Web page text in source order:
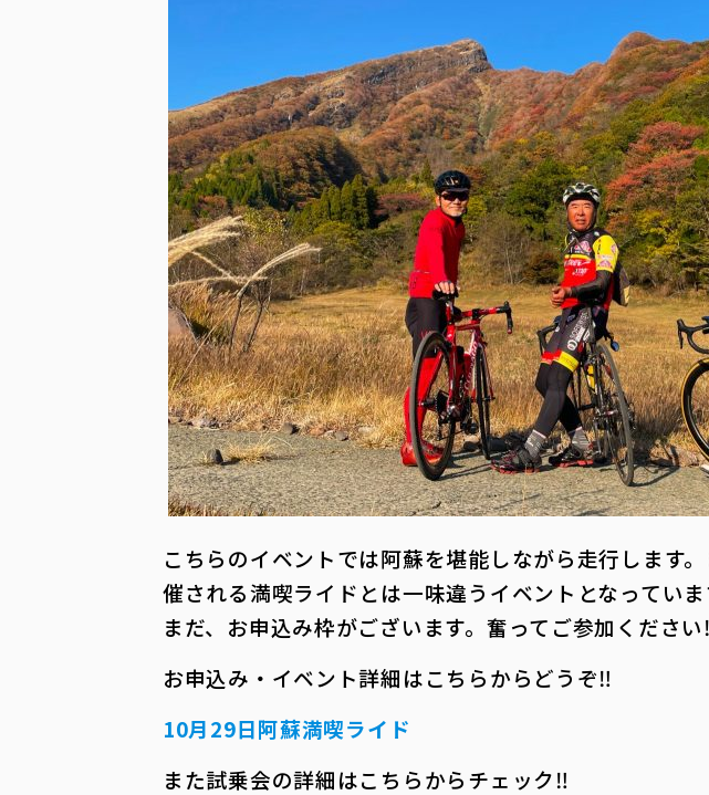
こちらのイベントでは阿蘇を堪能しながら走行します
催される満喫ライドとは一味違うイベントとなってい
まだ、お申込み枠がございます。奮ってご参加ください
お申込み・イベント詳細はこちらからどうぞ‼
10月29日阿蘇満喫ライド
また試乗会の詳細はこちらからチェック‼